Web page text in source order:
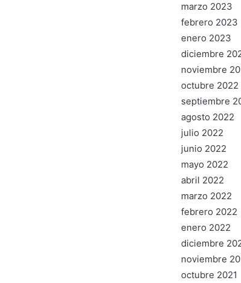
marzo 2023
febrero 2023
enero 2023
diciembre
noviembre
octubre 2022
septiembre
agosto 2022
julio 2022
junio 2022
mayo 2022
abril 2022
marzo 2022
febrero 2022
enero 2022
diciembre
noviembre
octubre 2021